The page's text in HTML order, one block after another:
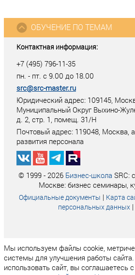
Контактная информация:
+7 (495) 796-11-35
пн. - пт. с 9.00 до 18.00
src@src-master.ru
Юридический адрес: 109145,
Муниципальный Округ Выхино-
д. 2, стр. 1, помещ. 31/Н
Почтовый адрес: 119048, Москва,
развития персонала
ОБУЧЕНИЕ ПО ТЕМАМ
© 1999 - 2026 Бизнес-школа SRC:
Москве: бизнес семинары,
Официальные документы | Карта
персональных данных |
Мы используем файлы cookie,
системы для улучшения работы
использовать сайт, вы соглашаетесь с